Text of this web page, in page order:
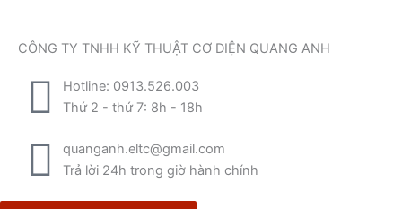
CÔNG TY TNHH KỸ THUẬT CƠ ĐIỆN QUANG ANH
Hotline: 0913.526.003
Thứ 2 - thứ 7: 8h - 18h
quanganh.eltc@gmail.com
Trả lời 24h trong giờ hành chính